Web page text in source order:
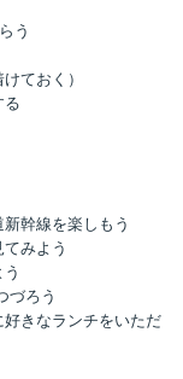
う
ておく）
る
幹線を楽しもう
てみよう
づろう
きなランチをいただ